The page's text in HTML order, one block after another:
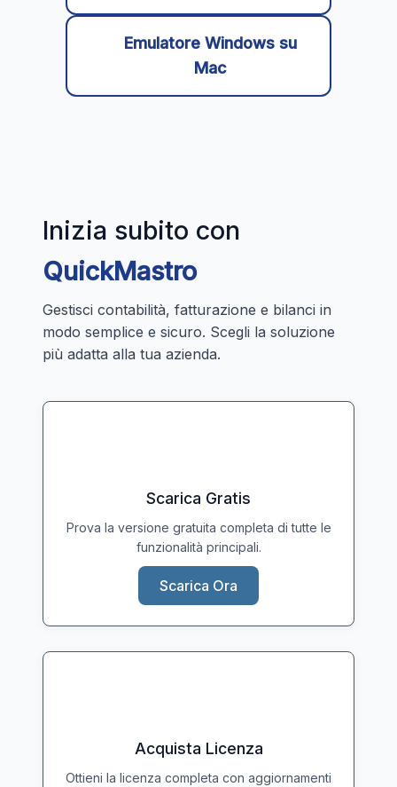
Emulatore Windows su
Mac
Inizia subito con
QuickMastro
Gestisci contabilità, fatturazione e bilanci in
modo semplice e sicuro. Scegli la soluzione
più adatta alla tua azienda.
Scarica Gratis
Prova la versione gratuita completa di tutte le
funzionalità principali.
Scarica Ora
Acquista Licenza
Ottieni la licenza completa con aggiornamenti